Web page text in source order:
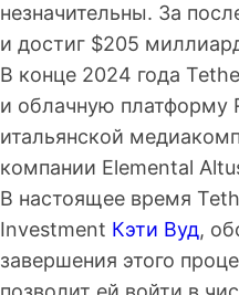
незначительны. За
и достиг $205
В конце 2024 года
и облачную платформу
итальянской
компании Elemental
В настоящее время
Investment Кэти Вуд,
завершения этого